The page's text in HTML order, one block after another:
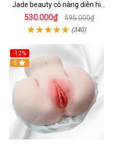
Jade beauty cô nàng diên hi
slicon siêu thật 600g
530.000₫ 595.000₫
(340)
-12%
5